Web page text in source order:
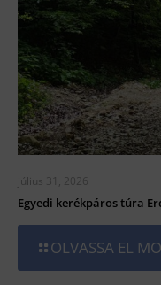
július 31, 2026
Egyedi kerékpáros túra
OLVASSA EL